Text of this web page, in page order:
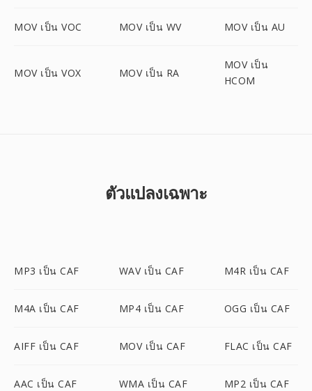
MOV เป็น VOC MOV เป็น WV MOV เป็น AU
MOV เป็น VOX MOV เป็น RA
MOV เป็น
HCOM
ตัวแปลงเฉพาะ
MP3 เป็น CAF WAV เป็น CAF M4R เป็น CAF
M4A เป็น CAF MP4 เป็น CAF OGG เป็น CAF
AIFF เป็น CAF MOV เป็น CAF FLAC เป็น CAF
AAC เป็น CAF WMA เป็น CAF MP2 เป็น CAF